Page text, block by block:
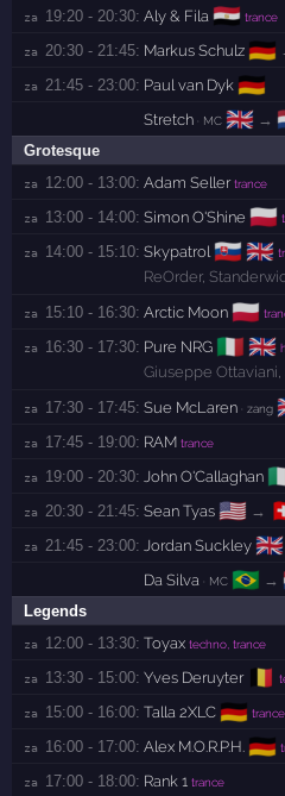
za 19:20 - 20:30: Aly & Fila 🇪🇬 trance
za 20:30 - 21:45: Markus Schulz 🇩🇪
za 21:45 - 23:00: Paul van Dyk 🇩🇪
Stretch · MC 🇬🇧 →
Grotesque
za 12:00 - 13:00: Adam Seller trance
za 13:00 - 14:00: Simon O'Shine 🇵🇱
za 14:00 - 15:10: Skypatrol 🇸🇰 🇬🇧
ReOrder,
za 15:10 - 16:30: Arctic Moon 🇵🇱
za 16:30 - 17:30: Pure NRG 🇮🇹 🇬🇧
Giuseppe Ottaviani,
za 17:30 - 17:45: Sue McLaren · zang
za 17:45 - 19:00: RAM trance
za 19:00 - 20:30: John O'Callaghan
za 20:30 - 21:45: Sean Tyas 🇺🇸 →
za 21:45 - 23:00: Jordan Suckley 🇬🇧
Da Silva · MC 🇧🇷 →
Legends
za 12:00 - 13:30: Toyax techno, trance
za 13:30 - 15:00: Yves Deruyter 🇧🇪
za 15:00 - 16:00: Talla 2XLC 🇩🇪 trance
za 16:00 - 17:00: Alex M.O.R.P.H. 🇩🇪
za 17:00 - 18:00: Rank 1 trance